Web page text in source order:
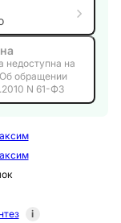
i
недоступна на
обращении
N 61-ФЗ